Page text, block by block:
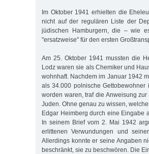
Im Oktober 1941 erhielten die
nicht auf der regulären Liste der
jüdischen Hamburgern, die – wie
"ersatzweise" für den ersten
Am 25. Oktober 1941 mussten die
Lodz waren sie als Chemiker und
wohnhaft. Nachdem im Januar 1942
als 34.000 polnische Gettobewohner
worden waren, traf die Anweisung
Juden. Ohne genau zu wissen,
Edgar Heimberg durch eine Eingabe
In seinem Brief vom 2. Mai 1942
erlittenen Verwundungen und
Allerdings konnte er seine Angaben
beschränkt, sie zu beschwören. Die